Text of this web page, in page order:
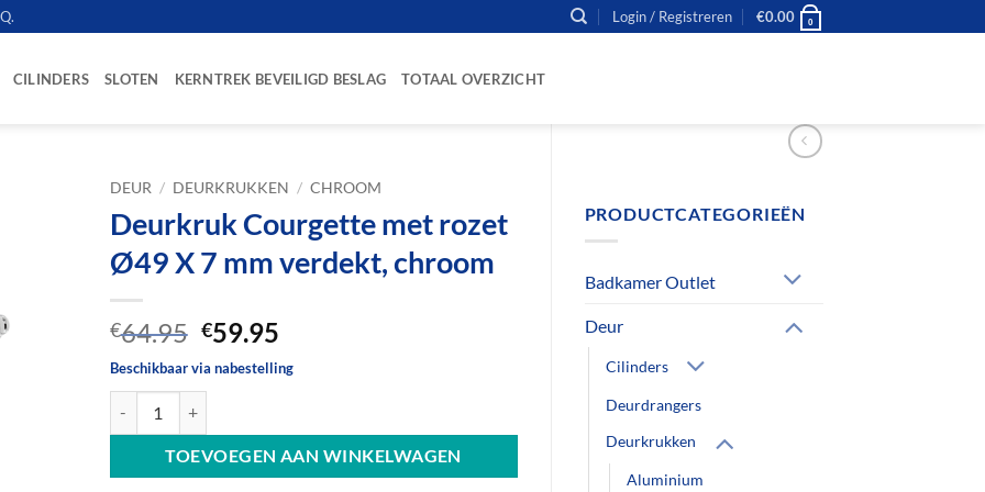
Login / Registreren €0.00 0
CILINDERS SLOTEN KERNTREK BEVEILIGD BESLAG TOTAAL OVERZICHT
PRODUCTCATEGORIEËN
Badkamer Outlet
Deur
Cilinders
Deurdrangers
Deurkrukken
Aluminium
DEUR / DEURKRUKKEN / CHROOM
Deurkruk Courgette met rozet
Ø49 X 7 mm verdekt, chroom
€64.95 Oorspronkelijke
prijs
was:
€59.95Huidige
is:
Beschikbaar via nabestelling
TOEVOEGEN AAN WINKELWAGEN